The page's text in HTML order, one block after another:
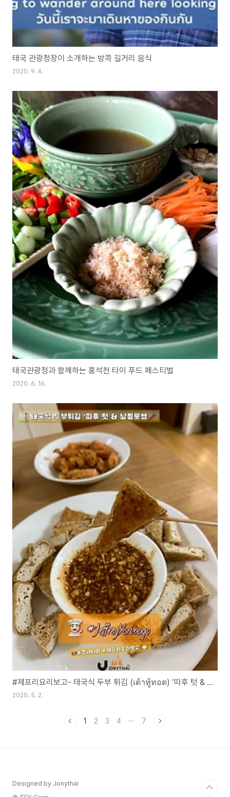
태국 관광청장이 소개하는 방콕 길거리 음식
2020. 9. 4.
태국관광청과 함께하는 홍석천 타이 푸드 페스티벌
2020. 6. 16.
#제프리요리보고- 태국식 두부 튀김 (เต้าหู้ทอด) ‘따후 텃 & 남찝롯쎕
2020. 5. 2.
1 2 3 4 ··· 7
Designed by Jonythai